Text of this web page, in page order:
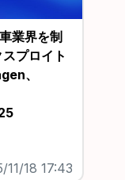
業界を制
プロイト
、
11/18 17:43